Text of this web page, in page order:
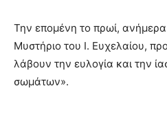
Την επομένη το πρωί, ανήμερα
Μυστήριο του Ι. Ευχελαίου,
λάβουν την ευλογία και την
σωμάτων».